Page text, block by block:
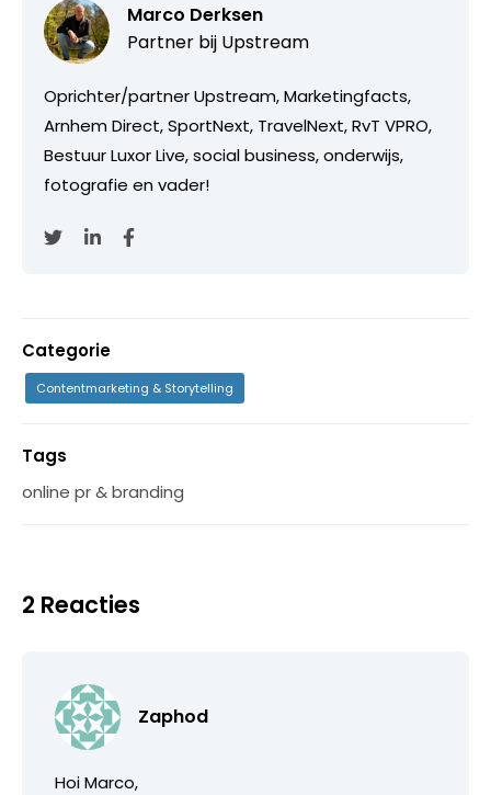
Marco Derksen
Partner bij Upstream
Oprichter/partner Upstream, Marketingfacts,
Arnhem Direct, SportNext, TravelNext, RvT VPRO,
Bestuur Luxor Live, social business, onderwijs,
fotografie en vader!
Categorie
Contentmarketing & Storytelling
Tags
online pr & branding
2 Reacties
Zaphod
Hoi Marco,